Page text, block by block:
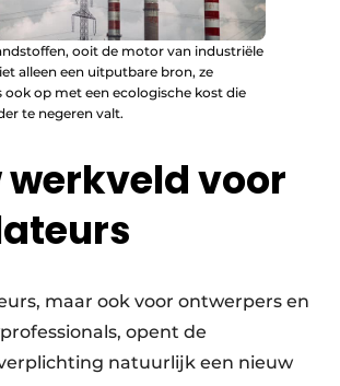
ooit de motor van industriële
alleen een uitputbare bron, ze
ook op met een ecologische kost die
te negeren valt.
werkveld voor
maar ook voor ontwerpers en
opent de
natuurlijk een nieuw